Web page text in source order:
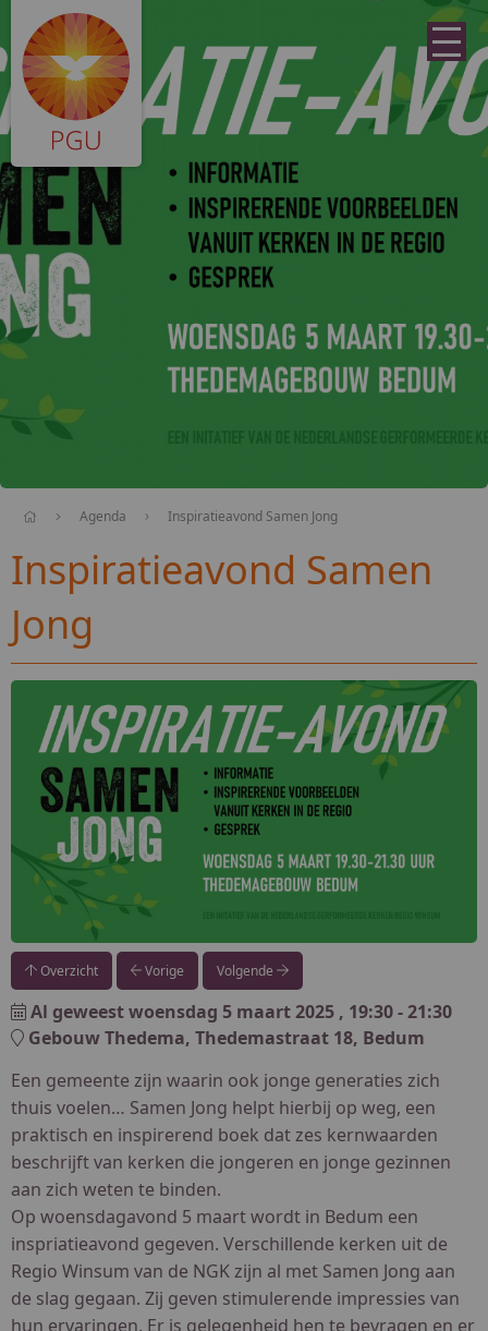
Agenda Inspiratieavond Samen Jong
Inspiratieavond Samen
Jong
Overzicht Vorige Volgende
Al geweestwoensdag 5 maart 2025 , 19:30 - 21:30
Gebouw Thedema, Thedemastraat 18, Bedum
Een gemeente zijn waarin ook jonge generaties zich
thuis voelen… Samen Jong helpt hierbij op weg, een
praktisch en inspirerend boek dat zes kernwaarden
beschrijft van kerken die jongeren en jonge gezinnen
aan zich weten te binden.
Op woensdagavond 5 maart wordt in Bedum een
inspriatieavond gegeven. Verschillende kerken uit de
Regio Winsum van de NGK zijn al met Samen Jong aan
de slag gegaan. Zij geven stimulerende impressies van
hun ervaringen. Er is gelegenheid hen te bevragen en er